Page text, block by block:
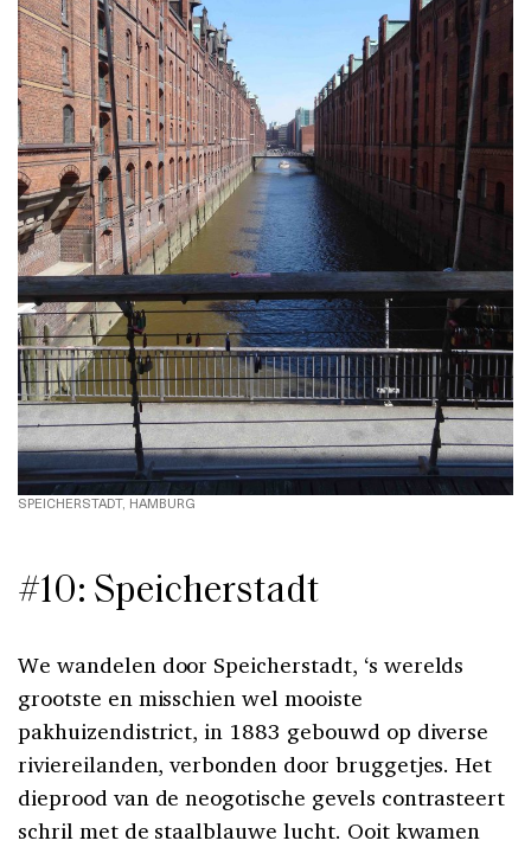
SPEICHERSTADT, HAMBURG
#10: Speicherstadt
We wandelen door Speicherstadt, ‘s werelds
grootste en misschien wel mooiste
pakhuizendistrict, in 1883 gebouwd op diverse
riviereilanden, verbonden door bruggetjes. Het
dieprood van de neogotische gevels contrasteert
schril met de staalblauwe lucht. Ooit kwamen